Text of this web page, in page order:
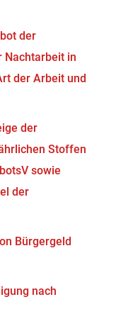
der
Nachtarbeit in
der Arbeit und
der
Stoffen
sowie
der
Bürgergeld
nach